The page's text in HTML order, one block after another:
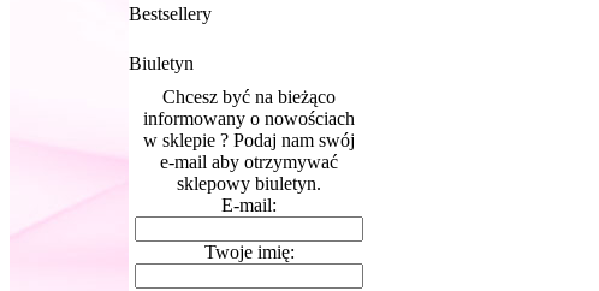
Bestsellery
Biuletyn
Chcesz być na bieżąco
informowany o nowościach
w sklepie ? Podaj nam swój
e-mail aby otrzymywać
sklepowy biuletyn.
E-mail:
Twoje imię: